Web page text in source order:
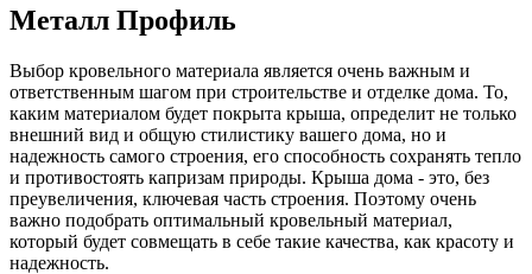
Металл Профиль
Выбор кровельного материала является очень важным и
ответственным шагом при строительстве и отделке дома. То,
каким материалом будет покрыта крыша, определит не только
внешний вид и общую стилистику вашего дома, но и
надежность самого строения, его способность сохранять тепло
и противостоять капризам природы. Крыша дома - это, без
преувеличения, ключевая часть строения. Поэтому очень
важно подобрать оптимальный кровельный материал,
который будет совмещать в себе такие качества, как красоту и
надежность.